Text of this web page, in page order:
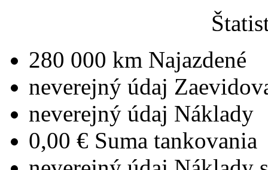
280 000 km Najazdené
neverejný údaj
neverejný údaj Náklady
0,00 € Suma tankovania